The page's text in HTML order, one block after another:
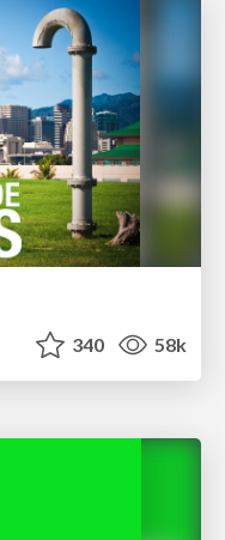
340 58k